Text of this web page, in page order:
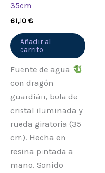
35cm
61,10€
Añadir al
carrito
Fuente de agua
con dragón
guardián, bola de
cristal iluminada y
rueda giratoria (35
cm). Hecha en
resina pintada a
mano. Sonido